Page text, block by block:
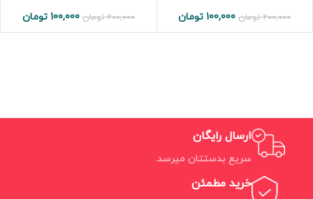
200,000 تومان 100,000 تومان 200,000 تومان 100,000 تومان
ارسال رایگان
سریع بدستتان میرسد.
خرید مطمئن